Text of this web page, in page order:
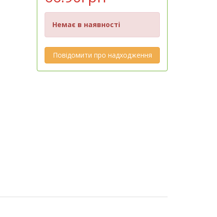
Немає в наявності
Повідомити про надходження